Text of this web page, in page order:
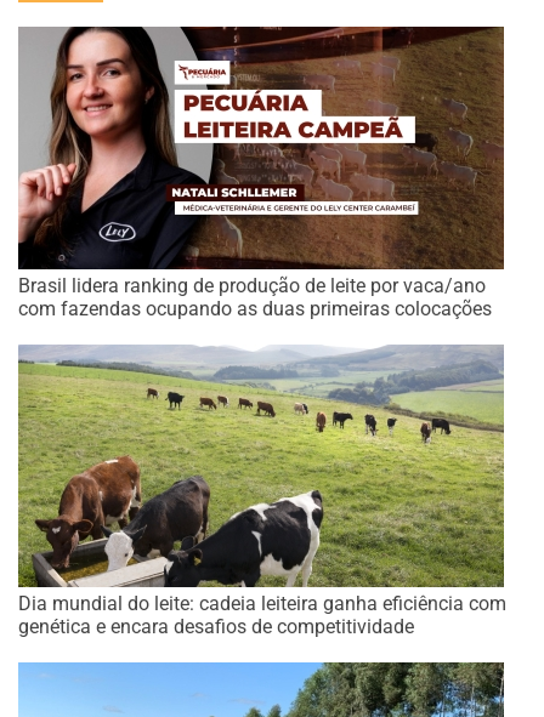
Brasil lidera ranking de produção de leite por vaca/ano
com fazendas ocupando as duas primeiras colocações
Dia mundial do leite: cadeia leiteira ganha eficiência com
genética e encara desafios de competitividade